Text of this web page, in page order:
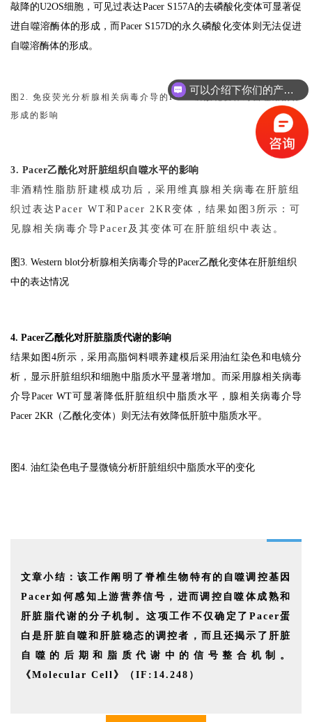
敲降的U2OS细胞，可见过表达Pacer S157A的去磷酸化变体可显著促
进自噬溶酶体的形成，而Pacer S157D的永久磷酸化变体则无法促进
自噬溶酶体的形成。
图2. 免疫荧光分析腺相关病毒介导的Pacer磷酸化变体对自噬溶酶体
形成的影响
3. Pacer乙酰化对肝脏组织自噬水平的影响
非酒精性脂肪肝建模成功后，采用维真腺相关病毒在肝脏组
织过表达Pacer WT和Pacer 2KR变体，结果如图3所示：可
见腺相关病毒介导Pacer及其变体可在肝脏组织中表达。
图3. Western blot分析腺相关病毒介导的Pacer乙酰化变体在肝脏组织
中的表达情况
4. Pacer乙酰化对肝脏脂质代谢的影响
结果如图4所示，采用高脂饲料喂养建模后采用油红染色和电镜分
析，显示肝脏组织和细胞中脂质水平显著增加。而采用腺相关病毒
介导Pacer WT可显著降低肝脏组织中脂质水平，腺相关病毒介导
Pacer 2KR（乙酰化变体）则无法有效降低肝脏中脂质水平。
图4. 油红染色电子显微镜分析肝脏组织中脂质水平的变化
文章小结：该工作阐明了脊椎生物特有的自噬调控基因
Pacer如何感知上游营养信号，进而调控自噬体成熟和
肝脏脂代谢的分子机制。这项工作不仅确定了Pacer蛋
白是肝脏自噬和肝脏稳态的调控者，而且还揭示了肝脏
自噬的后期和脂质代谢中的信号整合机制。
《Molecular Cell》（IF:14.248）
可以介绍下你们的产品么？